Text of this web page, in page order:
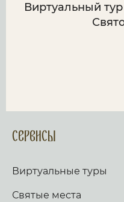
Виртуальный
Сервисы
Виртуальные туры
Святые места